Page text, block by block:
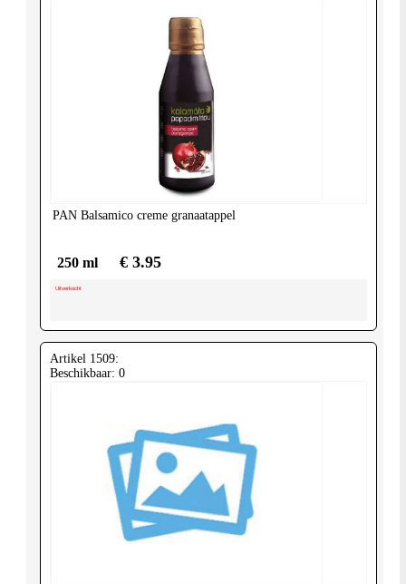
PAN Balsamico creme granaatappel
250 ml € 3.95
Uitverkocht
Artikel 1509:
Beschikbaar: 0